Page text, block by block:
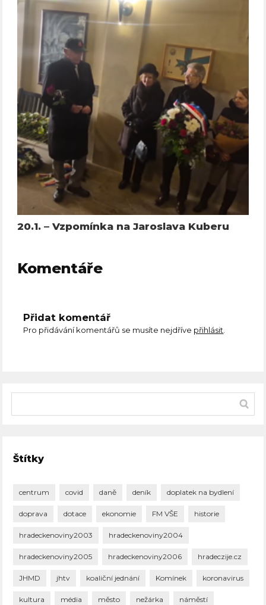
20.1. – Vzpomínka na Jaroslava Kuberu
Komentáře
Přidat komentář
Pro přidávání komentářů se musíte nejdříve přihlásit.
Štítky
centrum covid daně deník doplatek na bydlení
doprava dotace ekonomie FM VŠE historie
hradeckenoviny2003 hradeckenoviny2004
hradeckenoviny2005 hradeckenoviny2006 hradeczije.cz
JHMD jhtv koaliční jednání Komínek koronavirus
kultura média město nežárka náměstí